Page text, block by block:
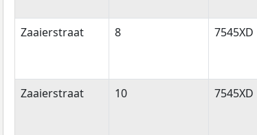
Zaaierstraat 8 7545XD
Zaaierstraat 10 7545XD